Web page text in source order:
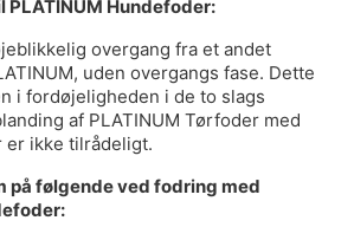
Hundefoder:
overgang fra et andet
uden overgangs fase. Dette
i fordøjeligheden i de to slags
af PLATINUM Tørfoder med
ikke tilrådeligt.
følgende ved fodring med